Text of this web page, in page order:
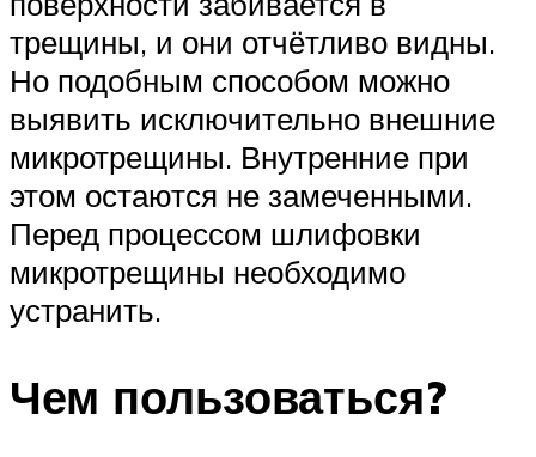
трещины, и они отчётливо видны.
Но подобным способом можно
выявить исключительно внешние
микротрещины. Внутренние при
этом остаются не замеченными.
Перед процессом шлифовки
микротрещины необходимо
устранить.
Чем пользоваться?